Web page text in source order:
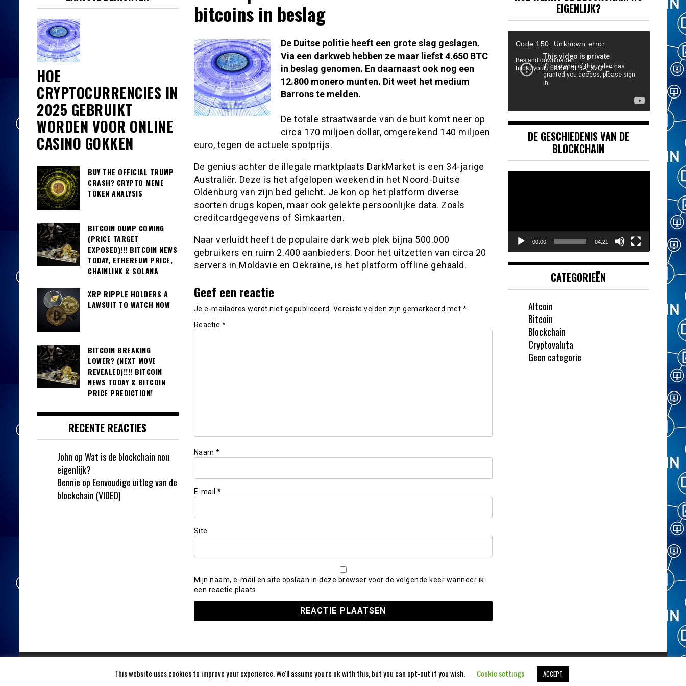
bitcoins in beslag
De Duitse politie heeft een grote slag geslagen.
Via een darkweb hebben ze maar liefst 4.650 BTC
in beslag genomen. En daarnaast ook nog een
12.800 monero munten. Dit weet het medium
Barrons te melden.
De totale straatwaarde van de buit komt neer op
circa 170 miljoen dollar, omgerekend 140 miljoen
euro, tegen de actuele spotprijs.
De genius achter de illegale marktplaats DarkMarket is een 34-jarige
Australiër. Deze is het afgelopen weekend in het Noord-Duitse
Oldenburg van zijn bed gelicht. Je kon op het platform diverse
soorten drugs kopen, maar ook gelekte persoonlijke data. Zoals
creditcardgegevens of Simkaarten.
Naar verluidt heeft de populaire dark web plek bijna 500.000
gebruikers en ruim 2.400 aanbieders. Door het uitzetten van circa 20
servers in Moldavië en Oekraïne, is het platform offline gehaald.
Geef een reactie
Je e-mailadres wordt niet gepubliceerd. Vereiste velden zijn gemarkeerd met *
Reactie *
Naam *
E-mail *
Site
Mijn naam, e-mail en site opslaan in deze browser voor de volgende keer wanneer ik
een reactie plaats.
HOE
CRYPTOCURRENCIES IN
2025 GEBRUIKT
WORDEN VOOR ONLINE
CASINO GOKKEN
BUY THE OFFICIAL TRUMP
CRASH? CRYPTO MEME
TOKEN ANALYSIS
BITCOIN DUMP COMING
(PRICE TARGET
EXPOSED)!!! BITCOIN NEWS
TODAY, ETHEREUM PRICE,
CHAINLINK & SOLANA
XRP RIPPLE HOLDERS A
LAWSUIT TO WATCH NOW
BITCOIN BREAKING
LOWER? (NEXT MOVE
REVEALED)!!!! BITCOIN
NEWS TODAY & BITCOIN
PRICE PREDICTION!
RECENTE REACTIES
John opWat is de blockchain nou
eigenlijk?
Bennie op Eenvoudige uitleg van de
blockchain (VIDEO)
EIGENLIJK?
Code 150: Unknown error.
Bestand downloaden:
https://youtu.be/KeFRLRA_XzQ?_=1
DE GESCHIEDENIS VAN DE
BLOCKCHAIN
00:00 04:21
CATEGORIEËN
Altcoin
Bitcoin
Blockchain
Cryptovaluta
Geen categorie
This website uses cookies to improve your experience. We'll assume you're ok with this, but you can opt-out if you wish. Cookie settings ACCEPT